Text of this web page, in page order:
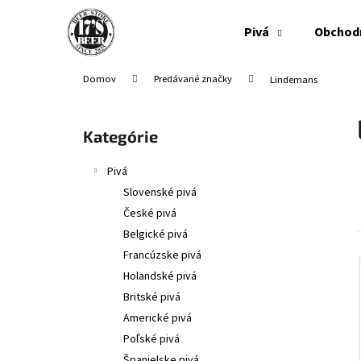
Pivá
Domov Predávané značky Lindemans
Preskočiť
kategórie
Kategórie
Pivá
Slovenské pivá
České pivá
Belgické pivá
Francúzske pivá
Holandské pivá
Britské pivá
Americké pivá
Poľské pivá
Späť
Späť